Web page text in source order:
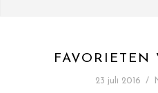
FAVORIETEN
23 juli 2016 /